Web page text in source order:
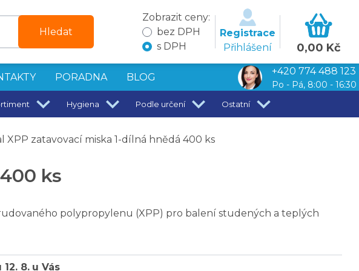
Hledat
Zobrazit ceny:
bez DPH
s DPH
Registrace
Přihlášení
0,00 Kč
PORADNA BLOG
+420 774 488 123
Po - Pá, 8:00 - 16:30
Hygiena Podle určení Ostatní
XPP zatavovací miska 1-dílná hnědá 400 ks
ks
polypropylenu (XPP) pro balení studených a teplých
12. 8. u Vás